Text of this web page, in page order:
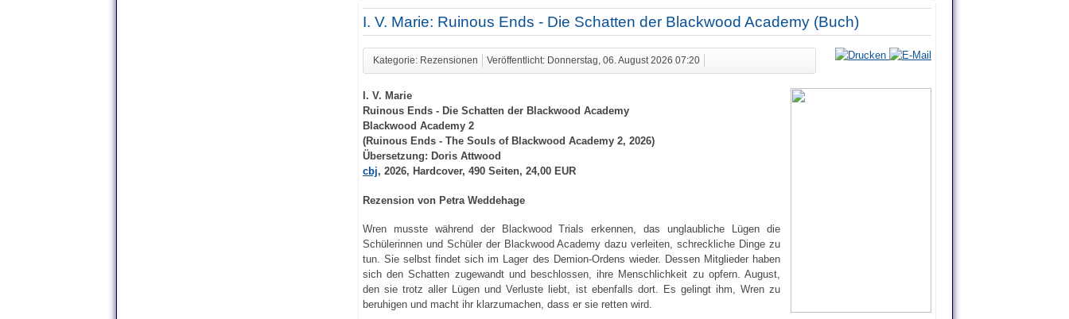
I. V. Marie: Ruinous Ends - Die Schatten der Blackwood Academy (Buch)
Kategorie: Rezensionen Veröffentlicht: Donnerstag, 06. August 2026 07:20
I. V. Marie
Ruinous Ends - Die Schatten der Blackwood Academy
Blackwood Academy 2
(Ruinous Ends - The Souls of Blackwood Academy 2, 2026)
Übersetzung: Doris Attwood
cbj, 2026, Hardcover, 490 Seiten, 24,00 EUR
Rezension von Petra Weddehage
Wren musste während der Blackwood Trials erkennen, das unglaubliche Lügen die
Schülerinnen und Schüler der Blackwood Academy dazu verleiten, schreckliche Dinge zu
tun. Sie selbst findet sich im Lager des Demion-Ordens wieder. Dessen Mitglieder haben
sich den Schatten zugewandt und beschlossen, ihre Menschlichkeit zu opfern. August,
den sie trotz aller Lügen und Verluste liebt, ist ebenfalls dort. Es gelingt ihm, Wren zu
beruhigen und macht ihr klarzumachen, dass er sie retten wird.